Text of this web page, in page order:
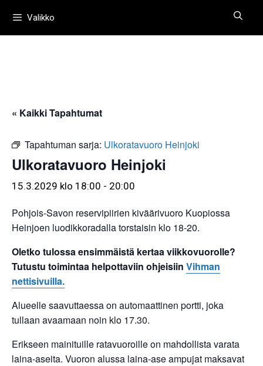
sisältöönValikko
« Kaikki Tapahtumat
Tapahtuman sarja: Ulkoratavuoro Heinjoki
Ulkoratavuoro Heinjoki
15.3.2029 klo 18:00 - 20:00
Pohjois-Savon reservipiirien kiväärivuoro Kuopiossa
Heinjoen luodikkoradalla torstaisin klo 18-20.
Oletko tulossa ensimmäistä kertaa viikkovuorolle?
Tutustu toimintaa helpottaviin ohjeisiin Vihman
nettisivuilla.
Alueelle saavuttaessa on automaattinen portti, joka
tullaan avaamaan noin klo 17.30.
Erikseen mainituille ratavuoroille on mahdollista varata
laina-aseita. Vuoron alussa laina-ase ampujat maksavat